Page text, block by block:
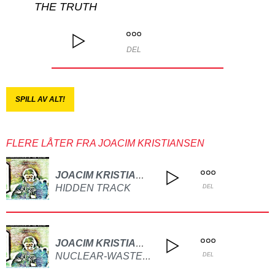
THE TRUTH
DEL
SPILL AV ALT!
FLERE LÅTER FRA JOACIM KRISTIANSEN
JOACIM KRISTIANSEN
HIDDEN TRACK DEL
JOACIM KRISTIANSEN
NUCLEAR-WASTE EVERYWHERE
DEL